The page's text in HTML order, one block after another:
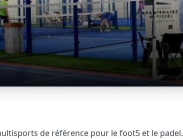
de référence pour le foot5 et le padel.